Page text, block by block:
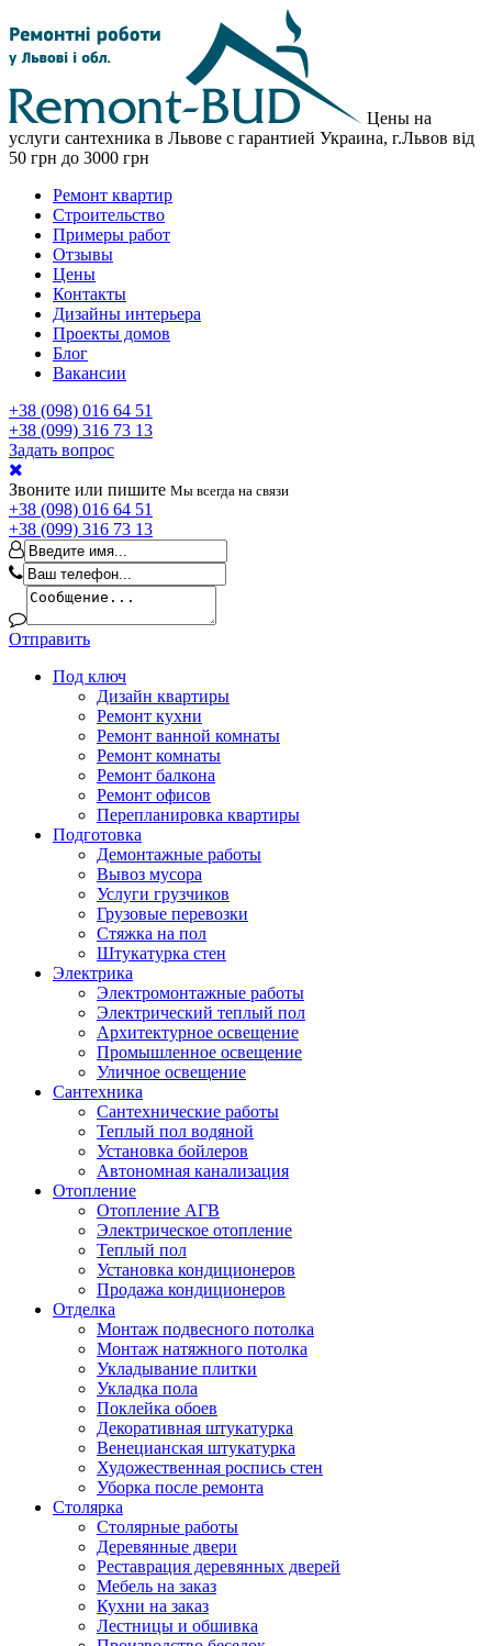
Цены на
услуги сантехника в Львове с гарантией Украина, г.Львов від
50 грн до 3000 грн
Ремонт квартир
Строительство
Примеры работ
Отзывы
Цены
Контакты
Дизайны интерьера
Проекты домов
Блог
Вакансии
+38 (098) 016 64 51
+38 (099) 316 73 13
Задать вопрос
Звоните или пишите Мы всегда на связи
+38 (098) 016 64 51
+38 (099) 316 73 13
Отправить
Под ключ
Дизайн квартиры
Ремонт кухни
Ремонт ванной комнаты
Ремонт комнаты
Ремонт балкона
Ремонт офисов
Перепланировка квартиры
Подготовка
Демонтажные работы
Вывоз мусора
Услуги грузчиков
Грузовые перевозки
Стяжка на пол
Штукатурка стен
Электрика
Электромонтажные работы
Электрический теплый пол
Архитектурное освещение
Промышленное освещение
Уличное освещение
Сантехника
Сантехнические работы
Теплый пол водяной
Установка бойлеров
Автономная канализация
Отопление
Отопление АГВ
Электрическое отопление
Теплый пол
Установка кондиционеров
Продажа кондиционеров
Отделка
Монтаж подвесного потолка
Монтаж натяжного потолка
Укладывание плитки
Укладка пола
Поклейка обоев
Декоративная штукатурка
Венецианская штукатурка
Художественная роспись стен
Уборка после ремонта
Столярка
Столярные работы
Деревянные двери
Реставрация деревянных дверей
Мебель на заказ
Кухни на заказ
Лестницы и обшивка